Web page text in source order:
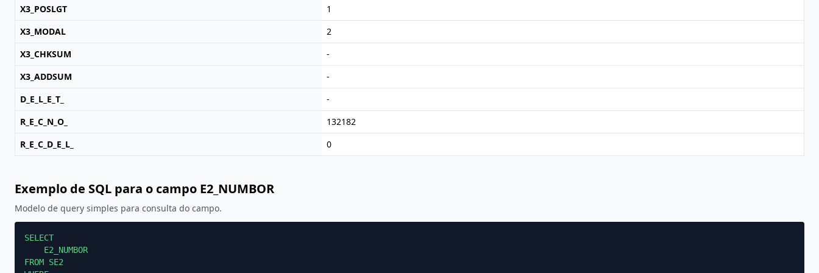
X3_POSLGT
1
X3_MODAL
2
X3_CHKSUM
-
X3_ADDSUM
-
D_E_L_E_T_
-
R_E_C_N_O_
132182
R_E_C_D_E_L_
0
Exemplo de SQL para o campo E2_NUMBOR
Modelo de query simples para consulta do campo.
SELECT
    E2_NUMBOR
FROM SE2